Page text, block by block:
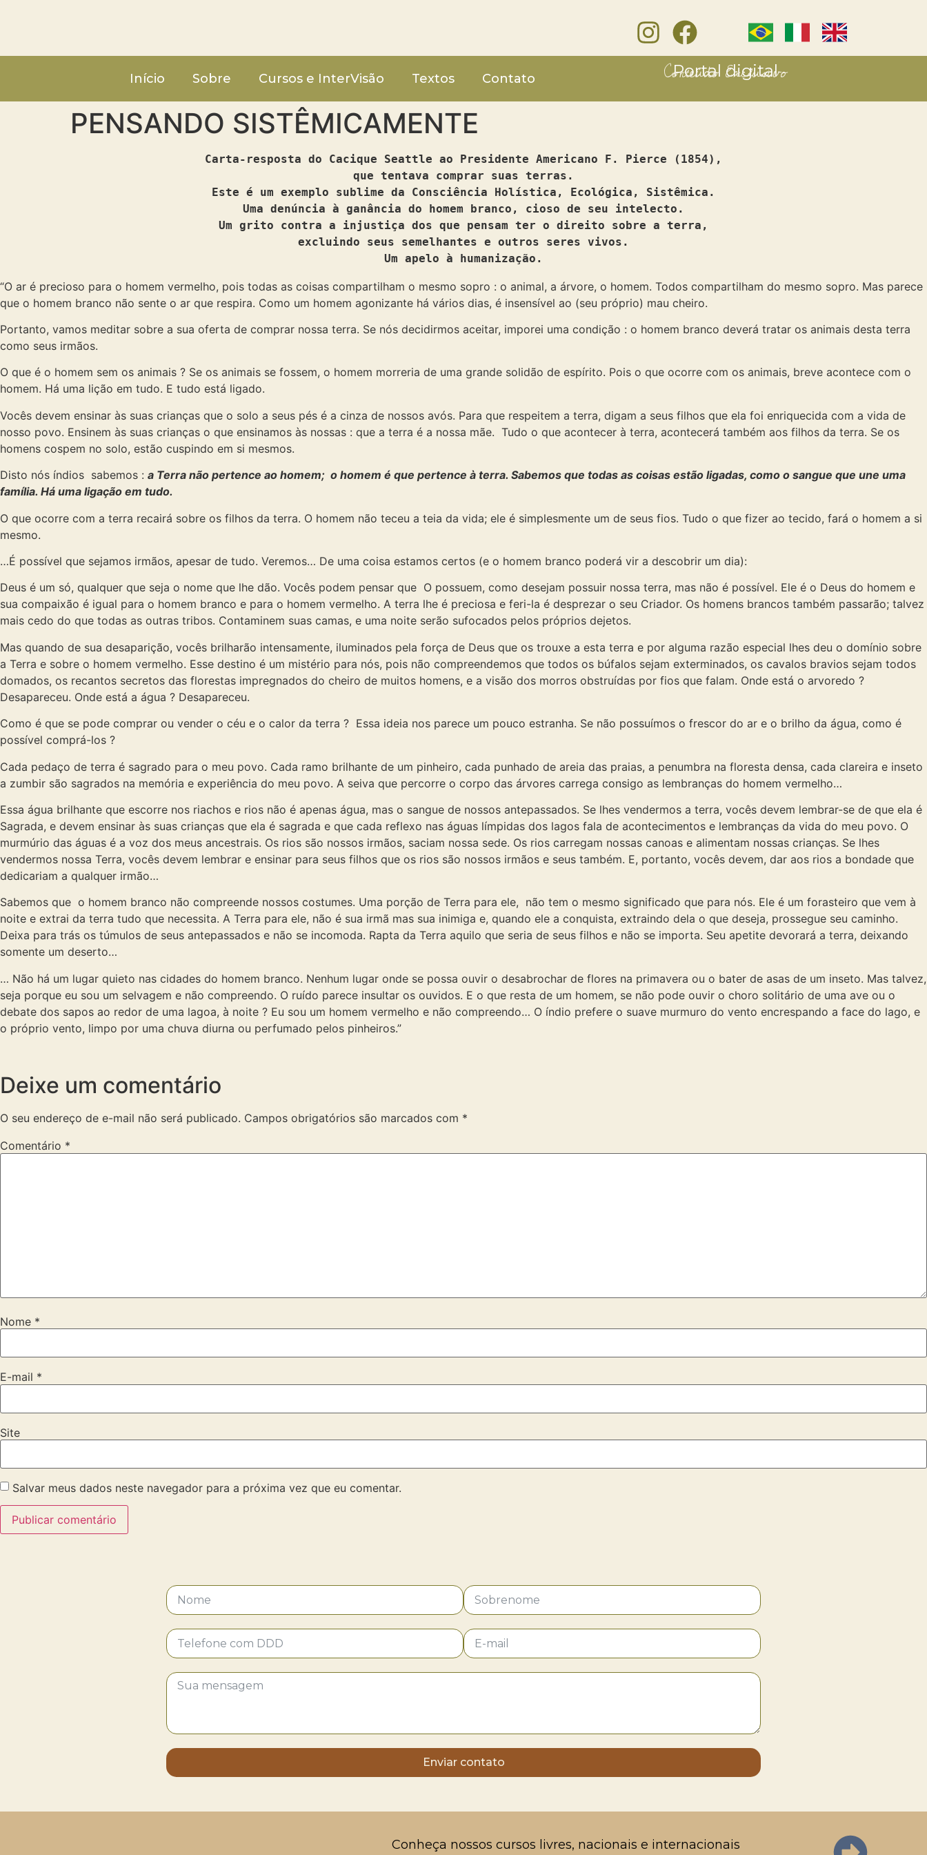
Início Sobre Cursos e InterVisão Textos Contato Portal digital
Conteúdo Exclusivo
PENSANDO SISTÊMICAMENTE
Carta-resposta do Cacique Seattle ao Presidente Americano F. Pierce (1854),
que tentava comprar suas terras.
Este é um exemplo sublime da Consciência Holística, Ecológica, Sistêmica.
Uma denúncia à ganância do homem branco, cioso de seu intelecto.
Um grito contra a injustiça dos que pensam ter o direito sobre a terra,
excluindo seus semelhantes e outros seres vivos.
Um apelo à humanização.
“O ar é precioso para o homem vermelho, pois todas as coisas compartilham o mesmo sopro : o animal, a árvore, o homem. Todos compartilham do mesmo sopro. Mas parece
que o homem branco não sente o ar que respira. Como um homem agonizante há vários dias, é insensível ao (seu próprio) mau cheiro.
Portanto, vamos meditar sobre a sua oferta de comprar nossa terra. Se nós decidirmos aceitar, imporei uma condição : o homem branco deverá tratar os animais desta terra
como seus irmãos.
O que é o homem sem os animais ? Se os animais se fossem, o homem morreria de uma grande solidão de espírito. Pois o que ocorre com os animais, breve acontece com o
homem. Há uma lição em tudo. E tudo está ligado.
Vocês devem ensinar às suas crianças que o solo a seus pés é a cinza de nossos avós. Para que respeitem a terra, digam a seus filhos que ela foi enriquecida com a vida de
nosso povo. Ensinem às suas crianças o que ensinamos às nossas : que a terra é a nossa mãe. Tudo o que acontecer à terra, acontecerá também aos filhos da terra. Se os
homens cospem no solo, estão cuspindo em si mesmos.
Disto nós índios sabemos : a Terra não pertence ao homem; o homem é que pertence à terra. Sabemos que todas as coisas estão ligadas, como o sangue que une uma
família. Há uma ligação em tudo.
O que ocorre com a terra recairá sobre os filhos da terra. O homem não teceu a teia da vida; ele é simplesmente um de seus fios. Tudo o que fizer ao tecido, fará o homem a si
mesmo.
…É possível que sejamos irmãos, apesar de tudo. Veremos… De uma coisa estamos certos (e o homem branco poderá vir a descobrir um dia):
Deus é um só, qualquer que seja o nome que lhe dão. Vocês podem pensar que O possuem, como desejam possuir nossa terra, mas não é possível. Ele é o Deus do homem e
sua compaixão é igual para o homem branco e para o homem vermelho. A terra lhe é preciosa e feri-la é desprezar o seu Criador. Os homens brancos também passarão; talvez
mais cedo do que todas as outras tribos. Contaminem suas camas, e uma noite serão sufocados pelos próprios dejetos.
Mas quando de sua desaparição, vocês brilharão intensamente, iluminados pela força de Deus que os trouxe a esta terra e por alguma razão especial lhes deu o domínio sobre
a Terra e sobre o homem vermelho. Esse destino é um mistério para nós, pois não compreendemos que todos os búfalos sejam exterminados, os cavalos bravios sejam todos
domados, os recantos secretos das florestas impregnados do cheiro de muitos homens, e a visão dos morros obstruídas por fios que falam. Onde está o arvoredo ?
Desapareceu. Onde está a água ? Desapareceu.
Como é que se pode comprar ou vender o céu e o calor da terra ? Essa ideia nos parece um pouco estranha. Se não possuímos o frescor do ar e o brilho da água, como é
possível comprá-los ?
Cada pedaço de terra é sagrado para o meu povo. Cada ramo brilhante de um pinheiro, cada punhado de areia das praias, a penumbra na floresta densa, cada clareira e inseto
a zumbir são sagrados na memória e experiência do meu povo. A seiva que percorre o corpo das árvores carrega consigo as lembranças do homem vermelho…
Essa água brilhante que escorre nos riachos e rios não é apenas água, mas o sangue de nossos antepassados. Se lhes vendermos a terra, vocês devem lembrar-se de que ela é
Sagrada, e devem ensinar às suas crianças que ela é sagrada e que cada reflexo nas águas límpidas dos lagos fala de acontecimentos e lembranças da vida do meu povo. O
murmúrio das águas é a voz dos meus ancestrais. Os rios são nossos irmãos, saciam nossa sede. Os rios carregam nossas canoas e alimentam nossas crianças. Se lhes
vendermos nossa Terra, vocês devem lembrar e ensinar para seus filhos que os rios são nossos irmãos e seus também. E, portanto, vocês devem, dar aos rios a bondade que
dedicariam a qualquer irmão…
Sabemos que o homem branco não compreende nossos costumes. Uma porção de Terra para ele, não tem o mesmo significado que para nós. Ele é um forasteiro que vem à
noite e extrai da terra tudo que necessita. A Terra para ele, não é sua irmã mas sua inimiga e, quando ele a conquista, extraindo dela o que deseja, prossegue seu caminho.
Deixa para trás os túmulos de seus antepassados e não se incomoda. Rapta da Terra aquilo que seria de seus filhos e não se importa. Seu apetite devorará a terra, deixando
somente um deserto…
… Não há um lugar quieto nas cidades do homem branco. Nenhum lugar onde se possa ouvir o desabrochar de flores na primavera ou o bater de asas de um inseto. Mas talvez,
seja porque eu sou um selvagem e não compreendo. O ruído parece insultar os ouvidos. E o que resta de um homem, se não pode ouvir o choro solitário de uma ave ou o
debate dos sapos ao redor de uma lagoa, à noite ? Eu sou um homem vermelho e não compreendo… O índio prefere o suave murmuro do vento encrespando a face do lago, e
o próprio vento, limpo por uma chuva diurna ou perfumado pelos pinheiros.”
Deixe um comentário
O seu endereço de e-mail não será publicado. Campos obrigatórios são marcados com *
Comentário *
Nome *
E-mail *
Site
Salvar meus dados neste navegador para a próxima vez que eu comentar.
Enviar contato
Conheça nossos cursos livres, nacionais e internacionais